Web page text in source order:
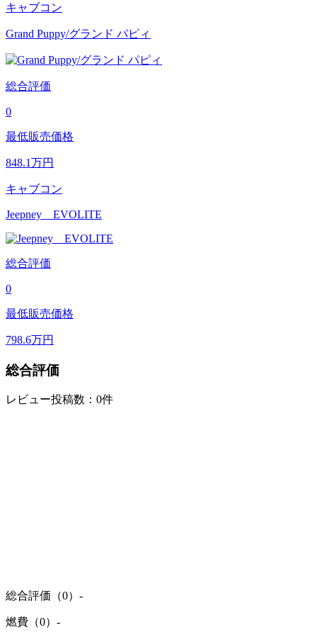
キャブコン
Grand Puppy/グランド パピィ
総合評価
0
最低販売価格
848.1万円
キャブコン
Jeepney EVOLITE
総合評価
0
最低販売価格
798.6万円
総合評価
レビュー投稿数：0件
総合評価（0） -
燃費（0） -